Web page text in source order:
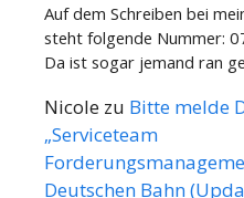
Auf dem Schreiben bei
steht folgende Nummer:
Da ist sogar jemand ran
Nicole zu Bitte melde
„Serviceteam
Deutschen Bahn